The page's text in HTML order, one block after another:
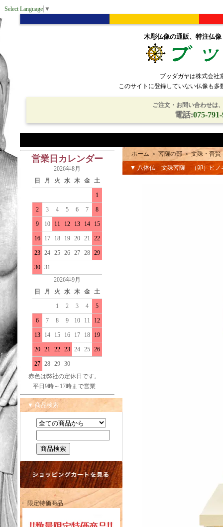
Select Language ▼
木彫仏像の通販、特注仏
ブッダガヤは株式会社
このサイトに登録していない仏像も
ご注文・お問い合わせは
電話:075-
営業日カレンダー
2026年8月
日
月 火 水 木 金 土
1
2 3 4 5 6 7 8
9 10 11 12 13 14 15
16 17 18 19 20 21 22
23 24 25 26 27 28 29
30 31
2026年9月
日
月 火 水 木 金 土
1 2 3 4 5
6 7 8 9 10 11 12
13 14 15 16 17 18 19
20 21 22 23 24 25 26
27 28 29 30
赤色は弊社の定休日です。
平日9時～17時まで営業
▼ 商品検索
・ 限定特価商品
ホーム ＞ 菩薩の部＞文殊・普賢
▼ 八体仏 文殊菩薩 （卯）ヒノ